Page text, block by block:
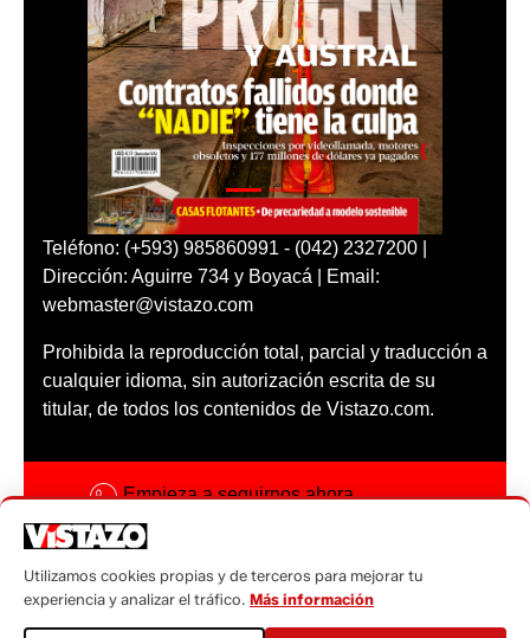
Teléfono: (+593) 985860991 - (042) 2327200 |
Dirección: Aguirre 734 y Boyacá | Email:
webmaster@vistazo.com
Prohibida la reproducción total, parcial y traducción a
cualquier idioma, sin autorización escrita de su
titular, de todos los contenidos de Vistazo.com.
Empieza a seguirnos ahora
Código ética
Sugerencias a:
Utilizamos cookies propias y de terceros para mejorar tu
experiencia y analizar el tráfico. Más información